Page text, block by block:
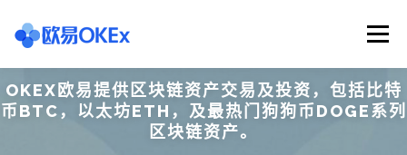
content
Menu
欧意交易所 关于欧意OKX 欧意APP下载
OKEX欧易提供区块链资产交易及投资，包括比特
币BTC，以太坊ETH，及最热门狗狗币DOGE系列
区块链资产。